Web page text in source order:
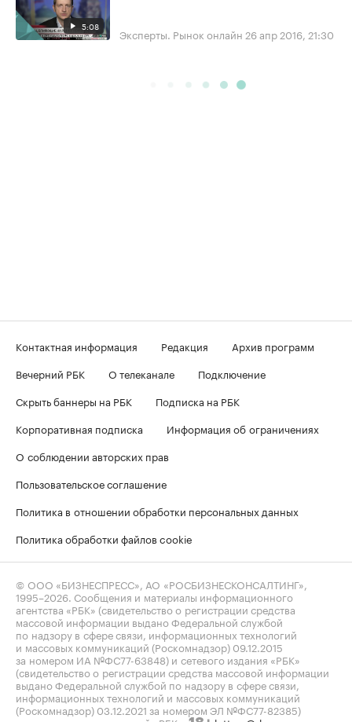
5:08 Эксперты. Рынок онлайн 26 апр 2016, 21:30
Контактная информация Редакция
Архив программ
Вечерний РБК
О телеканале
Подключение
Скрыть баннеры на РБК
Подписка на РБК
Корпоративная подписка
Информация об ограничениях
О соблюдении авторских прав
Пользовательское соглашение
Политика в отношении обработки персональных данных
Политика обработки файлов cookie
© ООО «БИЗНЕСПРЕСС», АО «РОСБИЗНЕСКОНСАЛТИНГ»,
1995–2026 . Сообщения и материалы информационного
агентства «РБК» (свидетельство о регистрации средства
массовой информации выдано Федеральной службой
по надзору в сфере связи, информационных технологий
и массовых коммуникаций (Роскомнадзор) 09.12.2015
за номером ИА №ФС77-63848) и сетевого издания «РБК»
(свидетельство о регистрации средства массовой информации
выдано Федеральной службой по надзору в сфере связи,
информационных технологий и массовых коммуникаций
(Роскомнадзор) 03.12.2021 за номером ЭЛ №ФС77-82385)